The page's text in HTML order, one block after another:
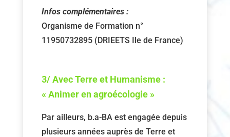
Infos complémentaires :
Organisme de Formation n°
11950732895 (DRIEETS Ile de France)
3/ Avec Terre et Humanisme :
« Animer en agroécologie »
Par ailleurs, b.a-BA est engagée depuis
plusieurs années auprès de Terre et